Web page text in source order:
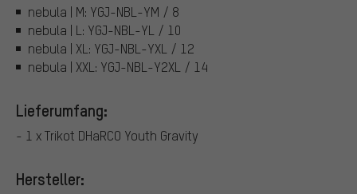
nebula | M: YGJ-NBL-YM / 8
nebula | L: YGJ-NBL-YL / 10
nebula | XL: YGJ-NBL-YXL / 12
nebula | XXL: YGJ-NBL-Y2XL / 14
Lieferumfang:
- 1 x Trikot DHaRCO Youth Gravity
Hersteller: